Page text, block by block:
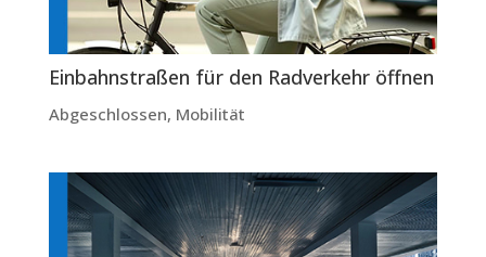
Einbahnstraßen für den Radverkehr öffnen
Abgeschlossen, Mobilität